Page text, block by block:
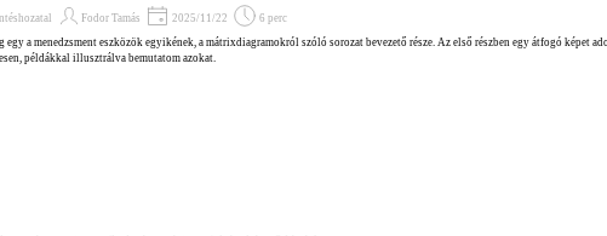
Fodor Tamás 2025/11/22
6 perc
egy a menedzsment eszközök egyikének, a mátrixdiagramokról szóló sorozat bevezető része. Az első részben egy átfogó képet
példákkal illusztrálva bemutatom azokat.